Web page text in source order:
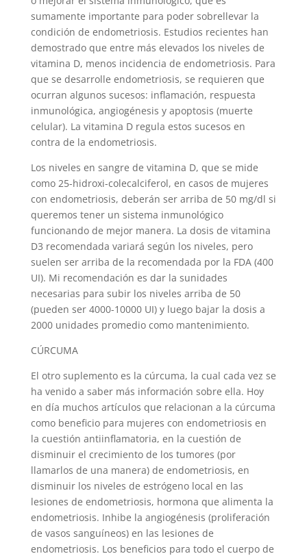
sumamente importante para poder sobrellevar la
condición de endometriosis. Estudios recientes han
demostrado que entre más elevados los niveles de
vitamina D, menos incidencia de endometriosis. Para
que se desarrolle endometriosis, se requieren que
ocurran algunos sucesos: inflamación, respuesta
inmunológica, angiogénesis y apoptosis (muerte
celular). La vitamina D regula estos sucesos en
contra de la endometriosis.
Los niveles en sangre de vitamina D, que se mide
como 25-hidroxi-colecalciferol, en casos de mujeres
con endometriosis, deberán ser arriba de 50 mg/dl si
queremos tener un sistema inmunológico
funcionando de mejor manera. La dosis de vitamina
D3 recomendada variará según los niveles, pero
suelen ser arriba de la recomendada por la FDA (400
UI). Mi recomendación es dar la sunidades
necesarias para subir los niveles arriba de 50
(pueden ser 4000-10000 UI) y luego bajar la dosis a
2000 unidades promedio como mantenimiento.
CÚRCUMA
El otro suplemento es la cúrcuma, la cual cada vez se
ha venido a saber más información sobre ella. Hoy
en día muchos artículos que relacionan a la cúrcuma
como beneficio para mujeres con endometriosis en
la cuestión antiinflamatoria, en la cuestión de
disminuir el crecimiento de los tumores (por
llamarlos de una manera) de endometriosis, en
disminuir los niveles de estrógeno local en las
lesiones de endometriosis, hormona que alimenta la
endometriosis. Inhibe la angiogénesis (proliferación
de vasos sanguíneos) en las lesiones de
endometriosis. Los beneficios para todo el cuerpo de